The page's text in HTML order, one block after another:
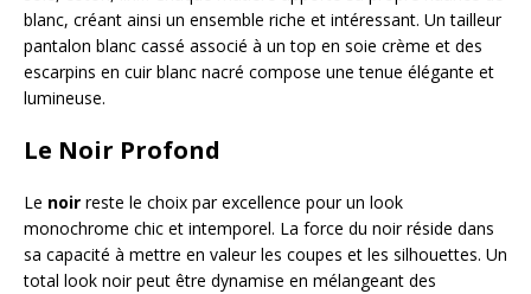
blanc, créant ainsi un ensemble riche et intéressant. Un tailleur
pantalon blanc cassé associé à un top en soie crème et des
escarpins en cuir blanc nacré compose une tenue élégante et
lumineuse.
Le Noir Profond
Le noir reste le choix par excellence pour un look
monochrome chic et intemporel. La force du noir réside dans
sa capacité à mettre en valeur les coupes et les silhouettes. Un
total look noir peut être dynamise en mélangeant des